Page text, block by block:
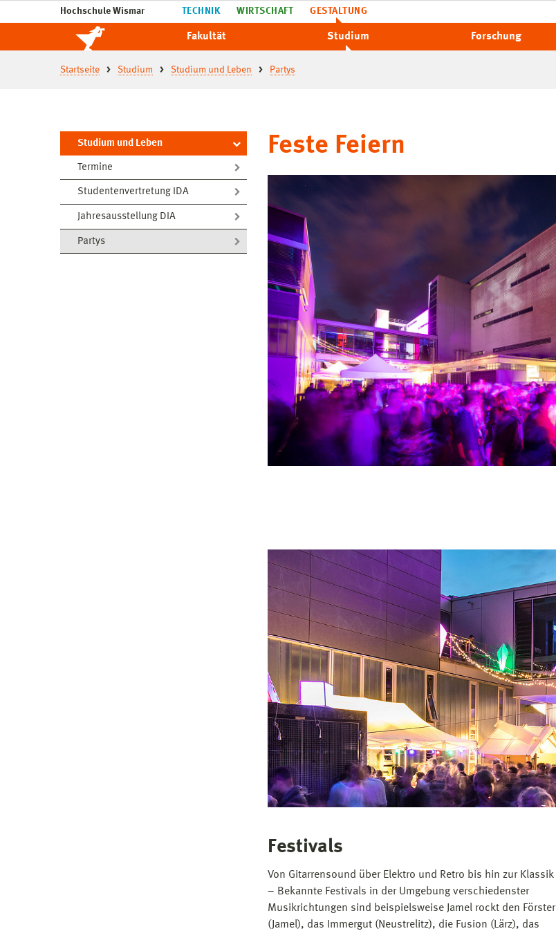
Hochschule Wismar TECHNIK WIRTSCHAFT GESTALTUNG
Fakultät Studium Forschung
Startseite Studium Studium und Leben Partys
Studium und Leben
Termine
Studentenvertretung IDA
Jahresausstellung DIA
Partys
Feste Feiern
Festivals
Von Gitarrensound über Elektro und Retro bis hin zur Klassik
– Bekannte Festivals in der Umgebung verschiedenster
Musikrichtungen sind beispielsweise Jamel rockt den Förster
(Jamel), das Immergut (Neustrelitz), die Fusion (Lärz), das